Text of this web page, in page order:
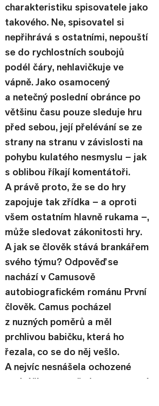
charakteristiku spisovatele jako
takového. Ne, spisovatel si
nepřihrává s ostatními, nepouští
se do rychlostních soubojů
podél čáry, nehlavičkuje ve
vápně. Jako osamocený
a netečný poslední obránce po
většinu času pouze sleduje hru
před sebou, její přelévání se ze
strany na stranu v závislosti na
pohybu kulatého nesmyslu – jak
s oblibou říkají komentátoři.
A právě proto, že se do hry
zapojuje tak zřídka – a oproti
všem ostatním hlavně rukama –,
může sledovat zákonitosti hry.
A jak se člověk stává brankářem
svého týmu? Odpověď se
nachází v Camusově
autobiografickém románu První
člověk. Camus pocházel
z nuzných poměrů a měl
prchlivou babičku, která ho
řezala, co se do něj vešlo.
A nejvíc nesnášela ochozené
podrážky, protože kupovat nové